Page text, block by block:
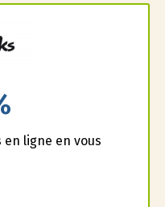
en ligne en vous